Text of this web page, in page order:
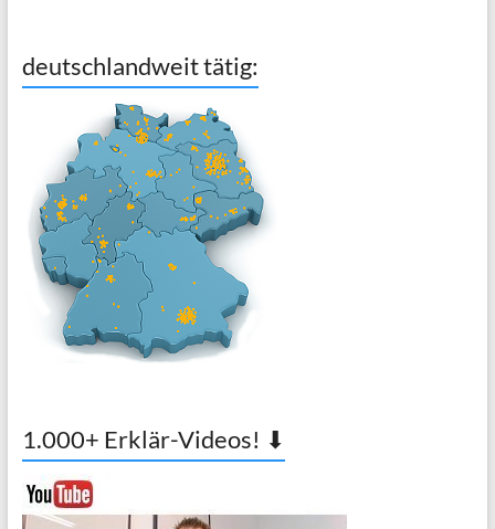
deutschlandweit tätig:
1.000+ Erklär-Videos! ⬇